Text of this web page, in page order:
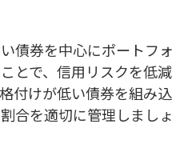
債券を中心にポートフォ
とで、信用リスクを低減
付けが低い債券を組み込
合を適切に管理しましょ